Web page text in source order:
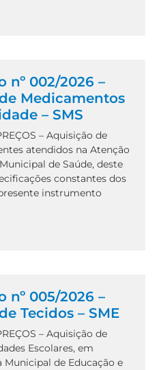
nº 002/2026 –
Medicamentos
– SMS
– Aquisição de
atendidos na Atenção
de Saúde, deste
constantes dos
instrumento
nº 005/2026 –
Tecidos – SME
– Aquisição de
Escolares, em
de Educação e